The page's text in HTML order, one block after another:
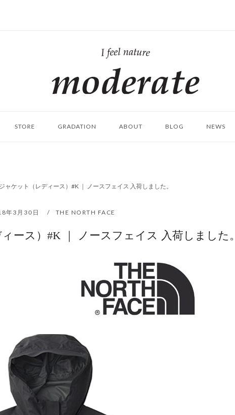
ム
STORE GRADATION ABOUT BLOG NEWS
ャケット（レディース）#K ｜ ノースフェイス 入荷しました。
年3月30日 THE NORTH FACE
ース）#K ｜ ノースフェイス 入荷しました。